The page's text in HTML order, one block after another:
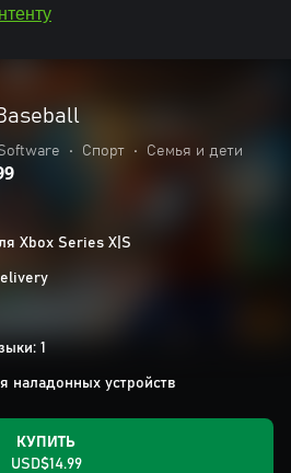
• Спорт • Семья и дети
Xbox Series X|S
1
наладонных устройств
КУПИТЬ
USD$14.99